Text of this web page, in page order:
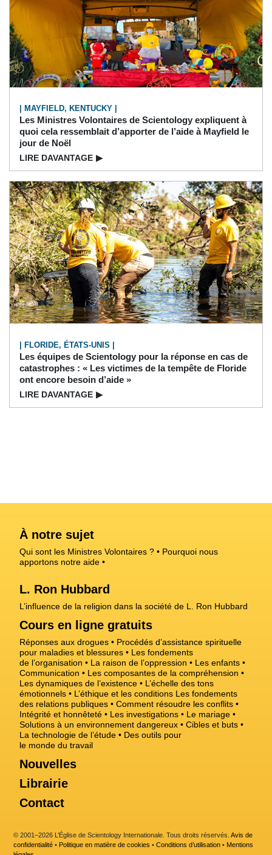
| MAYFIELD, KENTUCKY |
Les Ministres Volontaires de Scientology expliquent à
quoi cela ressemblait d’apporter de l’aide à Mayfield le
jour de Noël
LIRE DAVANTAGE ▶
| FLORIDE, ÉTATS-UNIS |
Les équipes de Scientology pour la réponse en cas de
catastrophes : « Les victimes de la tempête de Floride
ont encore besoin d’aide »
LIRE DAVANTAGE ▶
À notre sujet
Qui sont les Ministres Volontaires ?
Pourquoi nous
apportons notre aide
L. Ron Hubbard
L’influence de la religion dans la société de L. Ron Hubbard
Cours en ligne gratuits
Réponses aux drogues
Procédés d’assistance spirituelle
pour maladies et blessures
Les fondements
de l’organisation
La raison de l’oppression
Les enfants
Communication
Les composantes de la compréhension
Les dynamiques de l’existence
L’échelle des tons
émotionnels
L’éthique et les conditions Les fondements
des relations publiques
Comment résoudre les conflits
Intégrité et honnêteté
Les investigations
Le mariage
Solutions à un environnement dangereux
Cibles et buts
La technologie de l’étude
Des outils pour
le monde du travail
Nouvelles
Librairie
Contact
© 2001–2026 L’Église de Scientology Internationale. Tous droits réservés.Avis de
confidentialité • Politique en matière de cookies •Conditions d’utilisation • Mentions